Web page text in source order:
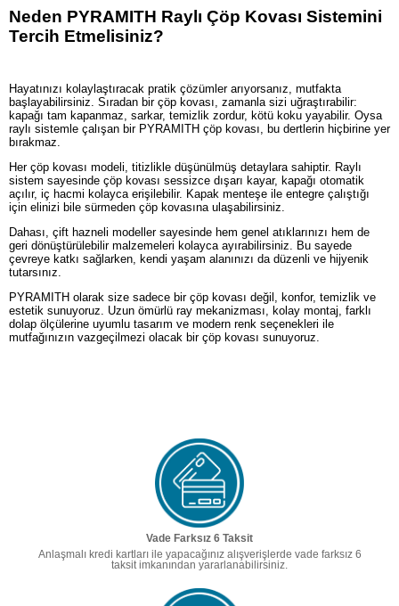
Neden PYRAMITH Raylı Çöp Kovası Sistemini
Tercih Etmelisiniz?
Hayatınızı kolaylaştıracak pratik çözümler arıyorsanız, mutfakta
başlayabilirsiniz. Sıradan bir çöp kovası, zamanla sizi uğraştırabilir:
kapağı tam kapanmaz, sarkar, temizlik zordur, kötü koku yayabilir. Oysa
raylı sistemle çalışan bir PYRAMITH çöp kovası, bu dertlerin hiçbirine yer
bırakmaz.
Her çöp kovası modeli, titizlikle düşünülmüş detaylara sahiptir. Raylı
sistem sayesinde çöp kovası sessizce dışarı kayar, kapağı otomatik
açılır, iç hacmi kolayca erişilebilir. Kapak menteşe ile entegre çalıştığı
için elinizi bile sürmeden çöp kovasına ulaşabilirsiniz.
Dahası, çift hazneli modeller sayesinde hem genel atıklarınızı hem de
geri dönüştürülebilir malzemeleri kolayca ayırabilirsiniz. Bu sayede
çevreye katkı sağlarken, kendi yaşam alanınızı da düzenli ve hijyenik
tutarsınız.
PYRAMITH olarak size sadece bir çöp kovası değil, konfor, temizlik ve
estetik sunuyoruz. Uzun ömürlü ray mekanizması, kolay montaj, farklı
dolap ölçülerine uyumlu tasarım ve modern renk seçenekleri ile
mutfağınızın vazgeçilmezi olacak bir çöp kovası sunuyoruz.
Vade Farksız 6 Taksit
Anlaşmalı kredi kartları ile yapacağınız alışverişlerde vade farksız 6
taksit imkanından yararlanabilirsiniz.